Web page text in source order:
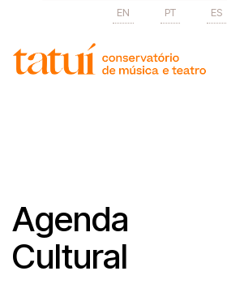
EN PT ES
Agenda
Cultural